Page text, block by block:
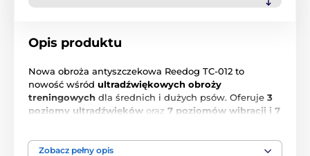
Opis produktu
Nowa obroża antyszczekowa Reedog TC-012 to
nowość wśród ultradźwiękowych obroży
treningowych dla średnich i dużych psów. Oferuje 3
poziomy ultradźwięków oraz 7 poziomów wibracji i 7
dni. Posiada7 poziomów czułości
Zobacz pełny opis